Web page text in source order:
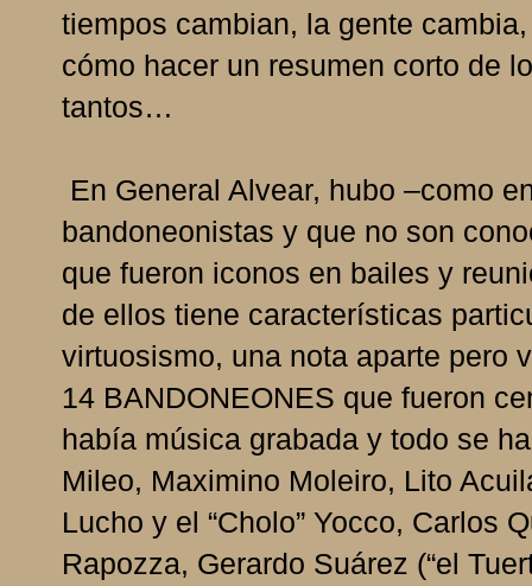
tiempos cambian, la gente
cómo hacer un resumen corto de
tantos…
En General Alvear, hubo –como
bandoneonistas y que no son
que fueron iconos en bailes y
de ellos tiene características
virtuosismo, una nota aparte pero
14 BANDONEONES que fueron
había música grabada y todo se
Mileo, Maximino Moleiro, Lito
Lucho y el “Cholo” Yocco, Carlos
Rapozza, Gerardo Suárez (“el